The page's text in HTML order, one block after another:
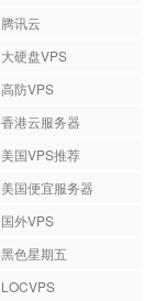
腾讯云
大硬盘VPS
高防VPS
香港云服务器
美国VPS推荐
美国便宜服务器
国外VPS
黑色星期五
LOCVPS